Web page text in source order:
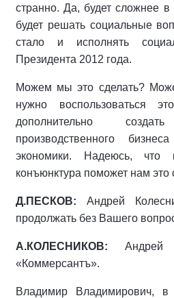
странно. Да, будет сложнее
будет решать социальные
стало и исполнять
Президента 2012 года.
Можем мы это сделать?
нужно воспользоваться
дополнительно
производственного
экономики. Надеюсь, что
конъюнктура поможет нам это
Д.ПЕСКОВ: Андрей
продолжать без Вашего
А.КОЛЕСНИКОВ: Андрей
«Коммерсантъ».
Владимир Владимирович,